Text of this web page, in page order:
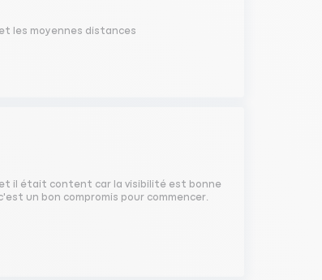
les moyennes distances
et il était content car la visibilité est bonne
un bon compromis pour commencer.